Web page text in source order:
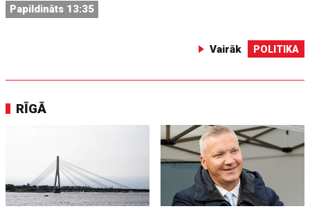
Papildināts 13:35
Vairāk POLITIKA
RĪGĀ